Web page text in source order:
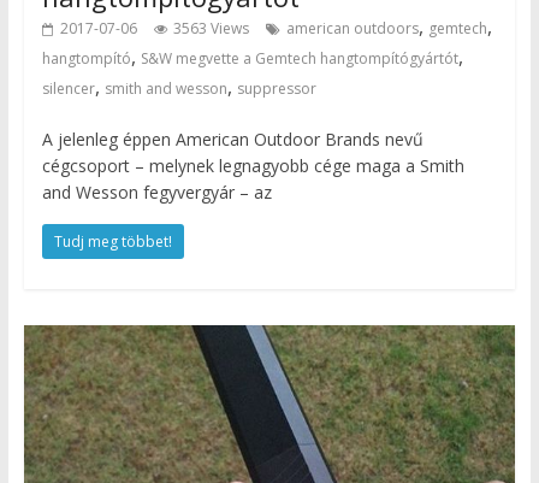
2017-07-06 3563 Views american outdoors, gemtech,
hangtompító, S&W megvette a Gemtech hangtompítógyártót,
silencer, smith and wesson, suppressor
A jelenleg éppen American Outdoor Brands nevű
cégcsoport – melynek legnagyobb cége maga a Smith
and Wesson fegyvergyár – az
Tudj meg többet!